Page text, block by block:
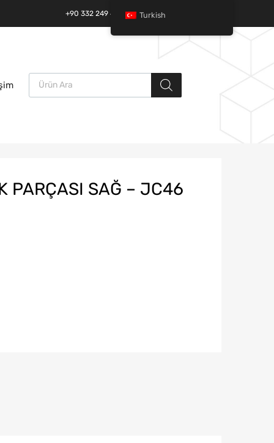
+90 332 249 49 01 | +90 532 685 32 42
Ürün arama
PARÇASI SAĞ – JC46
Turkish